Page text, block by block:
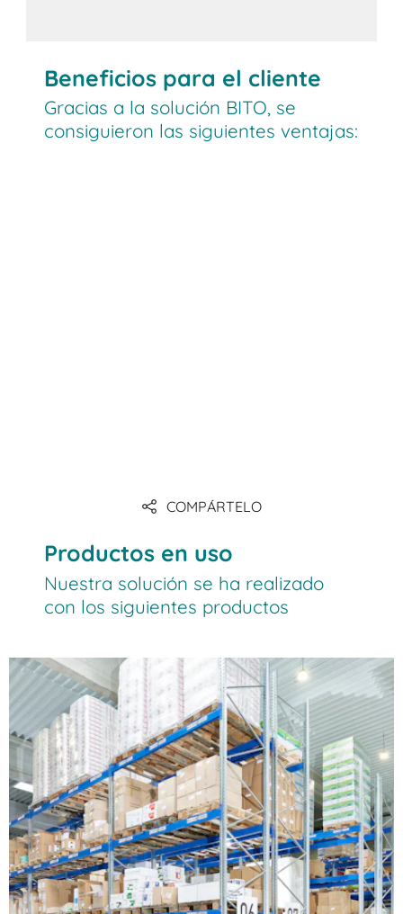
Beneficios para el cliente
Gracias a la solución BITO, se
consiguieron las siguientes ventajas:
COMPÁRTELO
Productos en uso
Nuestra solución se ha realizado
con los siguientes productos